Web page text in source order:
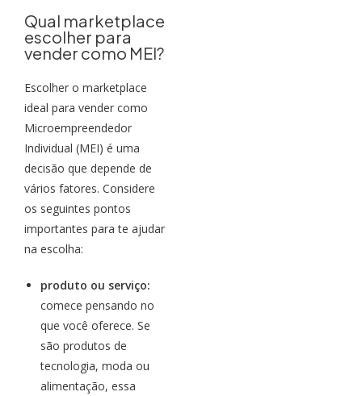
Qual marketplace
escolher para
vender como MEI?
Escolher o marketplace
ideal para vender como
Microempreendedor
Individual (MEI) é uma
decisão que depende de
vários fatores. Considere
os seguintes pontos
importantes para te ajudar
na escolha:
produto ou serviço:
comece pensando no
que você oferece. Se
são produtos de
tecnologia, moda ou
alimentação, essa